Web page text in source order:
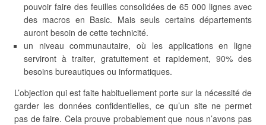
pouvoir faire des feuilles consolidées de 65 000 lignes avec
des macros en Basic. Mais seuls certains départements
auront besoin de cette technicité.
un niveau communautaire, où les applications en ligne
serviront à traiter, gratuitement et rapidement, 90% des
besoins bureautiques ou informatiques.
L’objection qui est faite habituellement porte sur la nécessité de
garder les données confidentielles, ce qu’un site ne permet
pas de faire. Cela prouve probablement que nous n’avons pas